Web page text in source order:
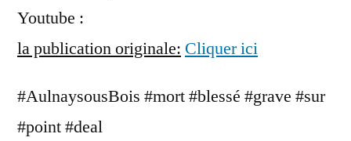
Youtube :
la publication originale: Cliquer ici
#AulnaysousBois #mort #blessé #grave #sur
#point #deal